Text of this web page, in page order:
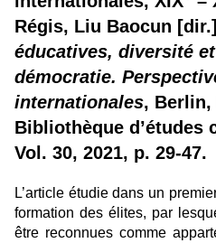
Régis, Liu Baocun
éducatives, diversité
démocratie.
internationales, Berlin,
Bibliothèque d’études
Vol. 30, 2021, p. 29-47.
L’article étudie dans un
formation des élites, par
être reconnues comme